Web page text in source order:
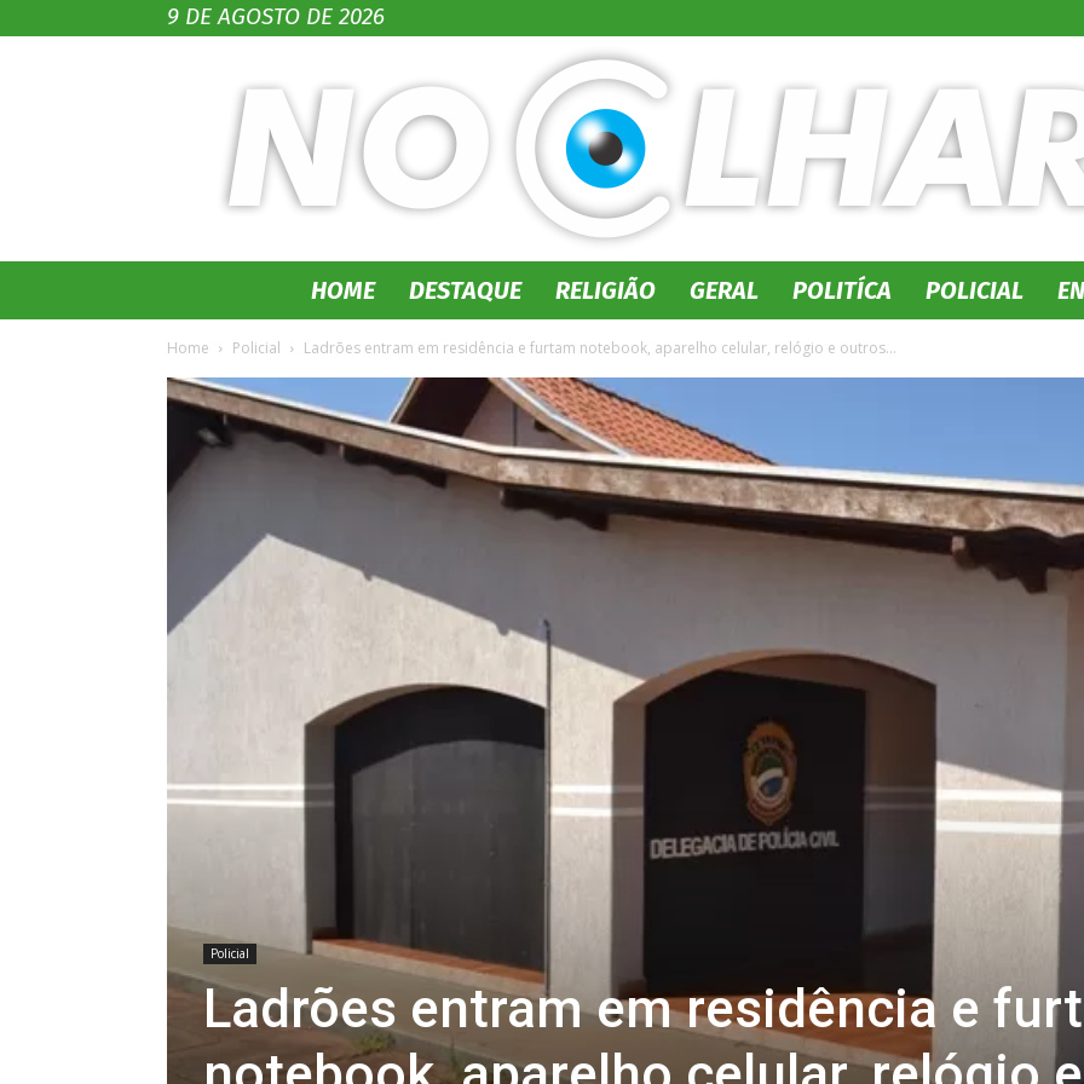
9 DE AGOSTO DE 2026
No
Olhar
MS
HOME DESTAQUE RELIGIÃO GERAL POLITÍCA POLICIAL
Home Policial Ladrões entram em residência e furtam notebook, aparelho celular, relógio e outros...
Policial
Ladrões entram em residência e